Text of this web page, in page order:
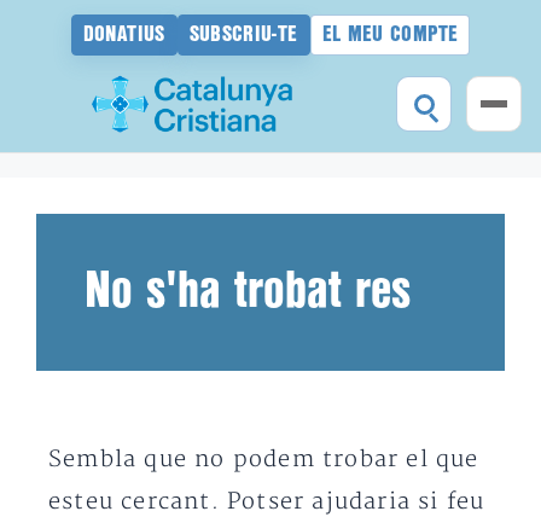
DONATIUS SUBSCRIU-TE EL MEU COMPTE
No s'ha trobat res
Sembla que no podem trobar el que
esteu cercant. Potser ajudaria si feu